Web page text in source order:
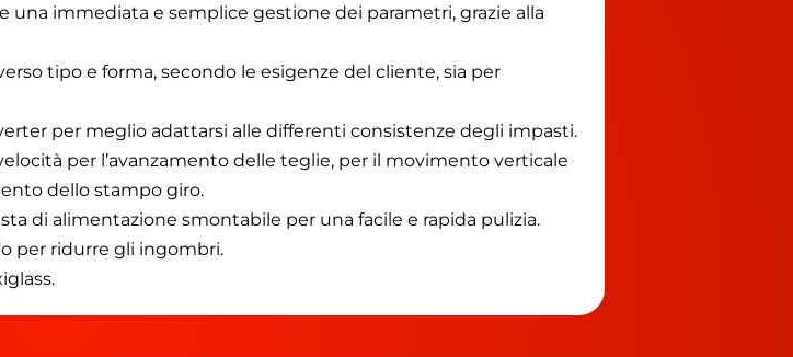
una immediata e semplice gestione dei parametri, grazie alla
tipo e forma, secondo le esigenze del cliente, sia per
per meglio adattarsi alle differenti consistenze degli impasti.
per l’avanzamento delle teglie, per il movimento verticale
dello stampo giro.
di alimentazione smontabile per una facile e rapida pulizia.
per ridurre gli ingombri.